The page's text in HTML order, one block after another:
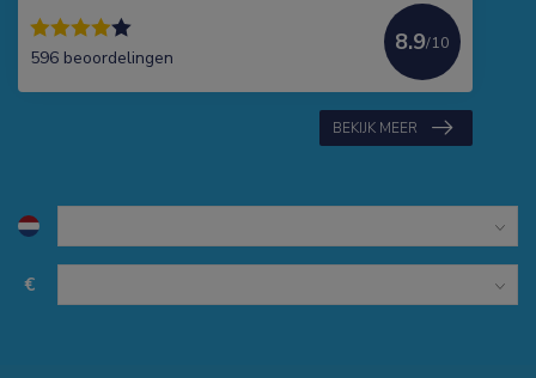
596 beoordelingen
8.9/10
BEKIJK MEER
€